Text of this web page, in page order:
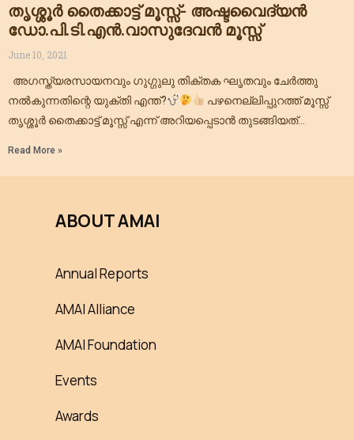
തൃശ്ശൂർ തൈക്കാട്ട് മൂസ്സ്- അഷ്ടവൈദ്യൻ
ഡോ.പി.ടി.എൻ.വാസുദേവൻ മൂസ്സ്
June 10, 2021
അഗസ്ത്യരസായനവും ഗുഗ്ഗുലു തിക്തക ഘൃതവും ചേർത്തു
നൽകുന്നതിന്റെ യുക്തി എന്ത്?
പഴനെല്ലിപ്പുറത്ത് മൂസ്സ്
തൃശ്ശൂർ തൈക്കാട്ട് മൂസ്സ് എന്ന് അറിയപ്പെടാൻ തുടങ്ങിയത്
Read More »
ABOUT AMAI
Annual Reports
AMAI Alliance
AMAI Foundation
Events
Awards